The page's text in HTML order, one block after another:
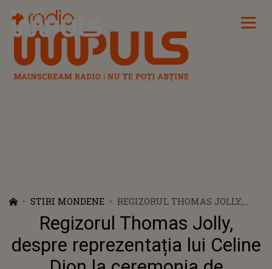
Radio Impuls
STIRI MONDENE
REGIZORUL THOMAS JOLLY,
DESPRE REPREZENTAȚIA LUI
CELINE DION LA CEREMONIA DE
DESCHIDERE A JO
Regizorul Thomas Jolly,
despre reprezentația lui Celine